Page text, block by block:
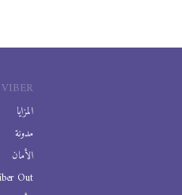
VIBER
المزايا
مدونة
الأمان
Out